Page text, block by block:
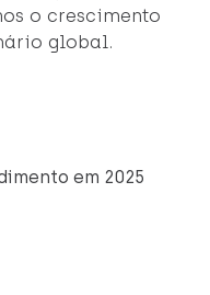
o crescimento
global.
em 2025